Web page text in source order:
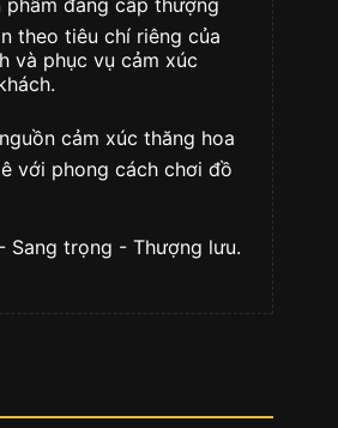
theo tiêu chí riêng của
và phục vụ cảm xúc
cảm xúc thăng hoa
với phong cách chơi đồ
Sang trọng - Thượng lưu.